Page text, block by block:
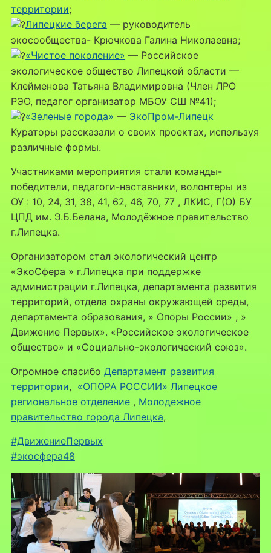
территории;
Липецкие берега — руководитель
экосообщества- Крючкова Галина Николаевна;
«Чистое поколение» — Российское
экологическое общество Липецкой области —
Клейменова Татьяна Владимировна (Член ЛРО
РЭО, педагог организатор МБОУ СШ №41);
«Зеленые города» — ЭкоПром-Липецк
Кураторы рассказали о своих проектах, используя
различные формы.
Участниками мероприятия стали команды-
победители, педагоги-наставники, волонтеры из
ОУ : 10, 24, 31, 38, 41, 62, 46, 70, 77 , ЛКИС, Г(О) БУ
ЦПД им. Э.Б.Белана, Молодёжное правительство
г.Липецка.
Организатором стал экологический центр
«ЭкоСфера » г.Липецка при поддержке
администрации г.Липецка, департамента развития
территорий, отдела охраны окружающей среды,
департамента образования, » Опоры России» , »
Движение Первых». «Российское экологическое
общество» и «Социально-экологический союз».
Огромное спасибо Департамент развития
территории, «ОПОРА РОССИИ» Липецкое
региональное отделение, Молодежное
правительство города Липецка,
#ДвижениеПервых
#экосфера48